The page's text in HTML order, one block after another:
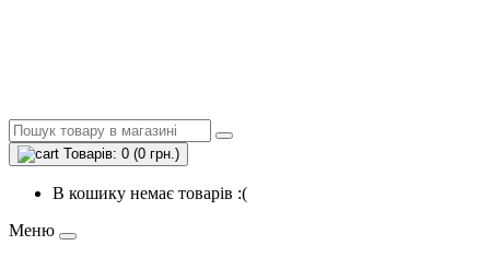
Товарів: 0 (0 грн.)
В кошику немає товарів :(
Меню